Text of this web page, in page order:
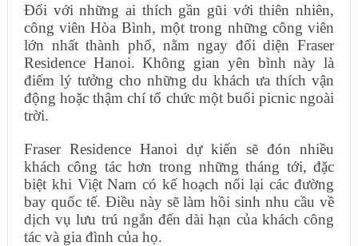
Đối với những ai thích gần gũi với thiên nhiên,
công viên Hòa Bình, một trong những công viên
lớn nhất thành phố, nằm ngay đối diện Fraser
Residence Hanoi. Không gian yên bình này là
điểm lý tưởng cho những du khách ưa thích vận
động hoặc thậm chí tổ chức một buổi picnic ngoài
trời.
Fraser Residence Hanoi dự kiến sẽ đón nhiều
khách công tác hơn trong những tháng tới, đặc
biệt khi Việt Nam có kế hoạch nối lại các đường
bay quốc tế. Điều này sẽ làm hồi sinh nhu cầu về
dịch vụ lưu trú ngắn đến dài hạn của khách công
tác và gia đình của họ.